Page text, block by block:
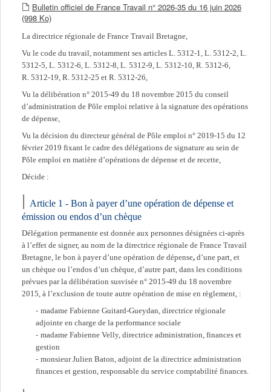
Bulletin officiel de France Travail n° 2026-35 du 16 juin 2026
(998 Ko)
La directrice régionale de France Travail Bretagne,
Vu le code du travail, notamment ses articles L. 5312-1, L. 5312-2, L.
5312-5, L. 5312-6, L. 5312-8, L. 5312-9, L. 5312-10, R. 5312-6,
R. 5312-19, R. 5312-25 et R. 5312-26,
Vu la délibération n° 2015-49 du 18 novembre 2015 du conseil
d’administration de Pôle emploi relative à la signature des opérations
de dépense,
Vu la décision du directeur général de Pôle emploi n° 2019-15 du 12
février 2019 fixant le cadre des délégations de signature au sein de
Pôle emploi en matière d’opérations de dépense et de recette,
Décide :
Article 1 - Bon à payer d’une opération de dépense et
émission ou endos d’un chèque
Délégation permanente est donnée aux personnes désignées ci-après
à l’effet de signer, au nom de la directrice régionale de France Travail
Bretagne, le bon à payer d’une opération de dépense, d’une part, et
un chèque ou l’endos d’un chèque, d’autre part, dans les conditions
prévues par la délibération susvisée n° 2015-49 du 18 novembre
2015, à l’exclusion de toute autre opération de mise en règlement, :
madame Fabienne Guitard-Gueydan, directrice régionale
adjointe en charge de la performance sociale
madame Fabienne Velly, directrice administration, finances et
gestion
monsieur Julien Baton, adjoint de la directrice administration
finances et gestion, responsable du service comptabilité finances.